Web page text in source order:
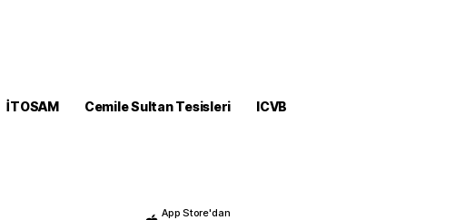
İTOSAM Cemile Sultan Tesisleri
ICVB
App Store'dan